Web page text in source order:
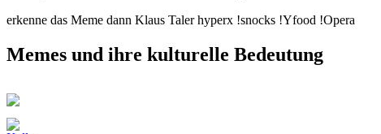
erkenne das Meme dann Klaus Taler hyperx !snocks !Yfood !Opera
Memes und ihre kulturelle Bedeutung